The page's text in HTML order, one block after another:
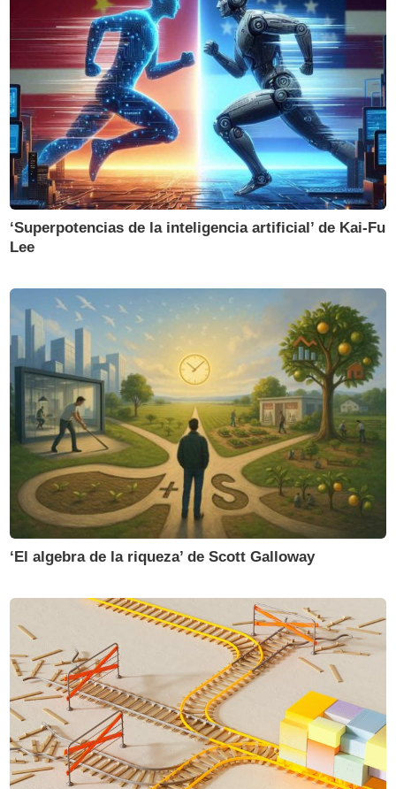
‘Superpotencias de la inteligencia artificial’ de Kai-Fu
Lee
‘El algebra de la riqueza’ de Scott Galloway